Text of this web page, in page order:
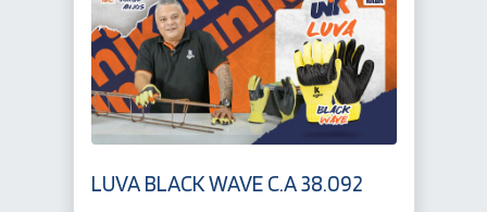
LUVA BLACK WAVE C.A 38.092